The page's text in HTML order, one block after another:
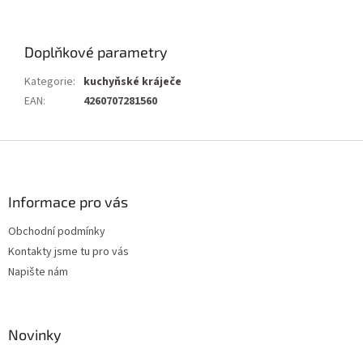
Doplňkové parametry
Kategorie: kuchyňské kráječe
EAN: 4260707281560
Informace pro vás
Obchodní podmínky
Kontakty jsme tu pro vás
Napište nám
Novinky